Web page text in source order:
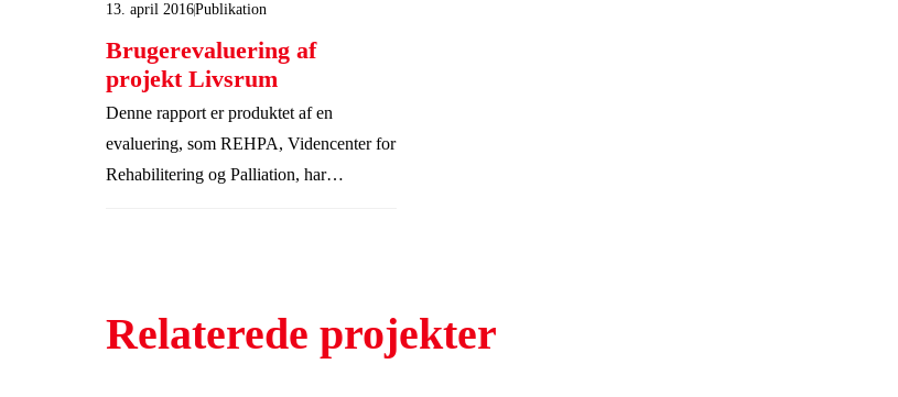
13. april 2016Publikation
Brugerevaluering af
projekt Livsrum
Denne rapport er produktet af en
evaluering, som REHPA, Videncenter for
Rehabilitering og Palliation, har
Relaterede projekter